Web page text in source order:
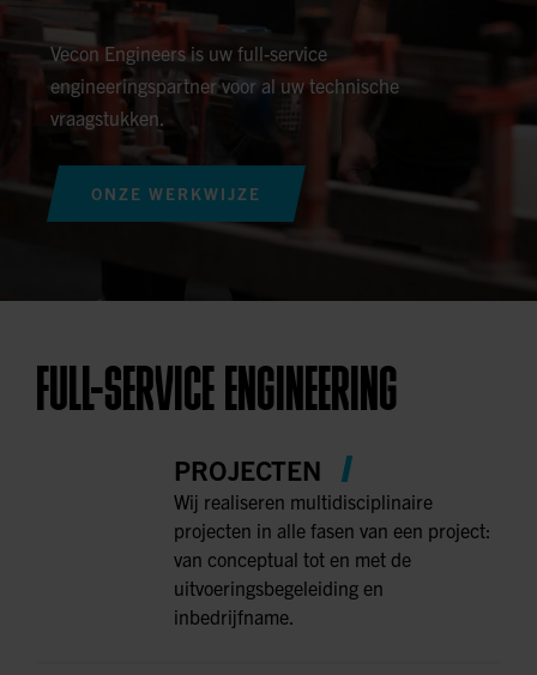
Vecon Engineers is uw full-service
engineeringspartner voor al uw technische
vraagstukken.
ONZE WERKWIJZE
FULL-SERVICE ENGINEERING
PROJECTEN
Wij realiseren multidisciplinaire
projecten in alle fasen van een project:
van conceptual tot en met de
uitvoeringsbegeleiding en
inbedrijfname.